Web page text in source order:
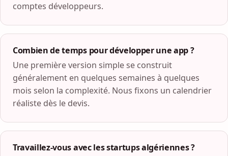
comptes développeurs.
Combien de temps pour développer une app ?
Une première version simple se construit
généralement en quelques semaines à quelques
mois selon la complexité. Nous fixons un calendrier
réaliste dès le devis.
Travaillez-vous avec les startups algériennes ?